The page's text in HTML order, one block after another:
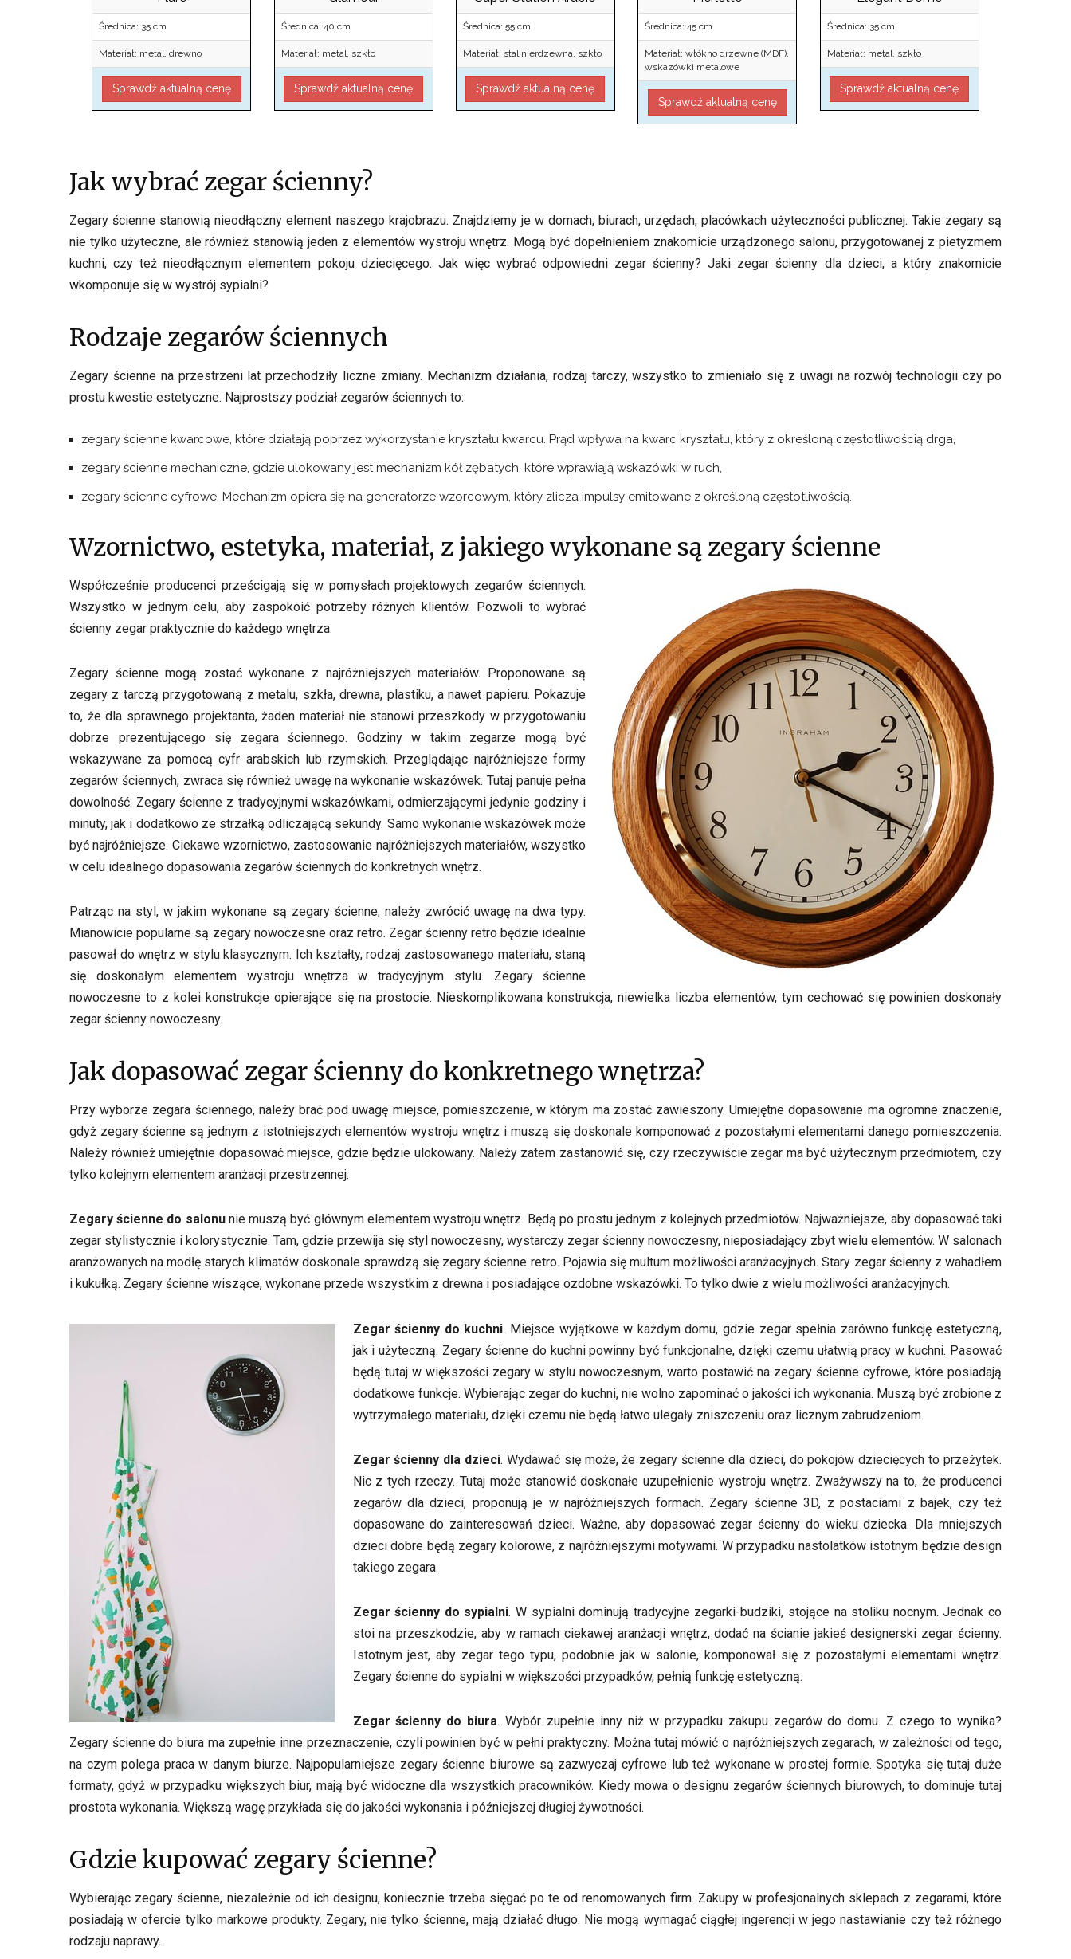
Średnica: 35 cm
Materiał: metal, drewno
Sprawdź aktualną cenę
Średnica: 40 cm
Materiał: metal, szkło
Sprawdź aktualną cenę
Średnica: 55 cm
Materiał: stal nierdzewna, szkło
Sprawdź aktualną cenę
Średnica: 45 cm
Materiał: włókno drzewne (MDF),
wskazówki metalowe
Sprawdź aktualną cenę
Średnica: 35 cm
Materiał: metal, szkło
Sprawdź aktualną cenę
Jak wybrać zegar ścienny?
Zegary ścienne stanowią nieodłączny element naszego krajobrazu. Znajdziemy je w domach, biurach, urzędach, placówkach użyteczności publicznej. Takie zegary są
nie tylko użyteczne, ale również stanowią jeden z elementów wystroju wnętrz. Mogą być dopełnieniem znakomicie urządzonego salonu, przygotowanej z pietyzmem
kuchni, czy też nieodłącznym elementem pokoju dziecięcego. Jak więc wybrać odpowiedni zegar ścienny? Jaki zegar ścienny dla dzieci, a który znakomicie
wkomponuje się w wystrój sypialni?
Rodzaje zegarów ściennych
Zegary ścienne na przestrzeni lat przechodziły liczne zmiany. Mechanizm działania, rodzaj tarczy, wszystko to zmieniało się z uwagi na rozwój technologii czy po
prostu kwestie estetyczne. Najprostszy podział zegarów ściennych to:
zegary ścienne kwarcowe, które działają poprzez wykorzystanie kryształu kwarcu. Prąd wpływa na kwarc kryształu, który z określoną częstotliwością drga,
zegary ścienne mechaniczne, gdzie ulokowany jest mechanizm kół zębatych, które wprawiają wskazówki w ruch,
zegary ścienne cyfrowe. Mechanizm opiera się na generatorze wzorcowym, który zlicza impulsy emitowane z określoną częstotliwością.
Wzornictwo, estetyka, materiał, z jakiego wykonane są zegary ścienne
Współcześnie producenci prześcigają się w pomysłach projektowych zegarów ściennych.
Wszystko w jednym celu, aby zaspokoić potrzeby różnych klientów. Pozwoli to wybrać
ścienny zegar praktycznie do każdego wnętrza.
Zegary ścienne mogą zostać wykonane z najróżniejszych materiałów. Proponowane są
zegary z tarczą przygotowaną z metalu, szkła, drewna, plastiku, a nawet papieru. Pokazuje
to, że dla sprawnego projektanta, żaden materiał nie stanowi przeszkody w przygotowaniu
dobrze prezentującego się zegara ściennego. Godziny w takim zegarze mogą być
wskazywane za pomocą cyfr arabskich lub rzymskich. Przeglądając najróżniejsze formy
zegarów ściennych, zwraca się również uwagę na wykonanie wskazówek. Tutaj panuje pełna
dowolność. Zegary ścienne z tradycyjnymi wskazówkami, odmierzającymi jedynie godziny i
minuty, jak i dodatkowo ze strzałką odliczającą sekundy. Samo wykonanie wskazówek może
być najróżniejsze. Ciekawe wzornictwo, zastosowanie najróżniejszych materiałów, wszystko
w celu idealnego dopasowania zegarów ściennych do konkretnych wnętrz.
Patrząc na styl, w jakim wykonane są zegary ścienne, należy zwrócić uwagę na dwa typy.
Mianowicie popularne są zegary nowoczesne oraz retro. Zegar ścienny retro będzie idealnie
pasował do wnętrz w stylu klasycznym. Ich kształty, rodzaj zastosowanego materiału, staną
się doskonałym elementem wystroju wnętrza w tradycyjnym stylu. Zegary ścienne
nowoczesne to z kolei konstrukcje opierające się na prostocie. Nieskomplikowana konstrukcja, niewielka liczba elementów, tym cechować się powinien doskonały
zegar ścienny nowoczesny.
Jak dopasować zegar ścienny do konkretnego wnętrza?
Przy wyborze zegara ściennego, należy brać pod uwagę miejsce, pomieszczenie, w którym ma zostać zawieszony. Umiejętne dopasowanie ma ogromne znaczenie,
gdyż zegary ścienne są jednym z istotniejszych elementów wystroju wnętrz i muszą się doskonale komponować z pozostałymi elementami danego pomieszczenia.
Należy również umiejętnie dopasować miejsce, gdzie będzie ulokowany. Należy zatem zastanowić się, czy rzeczywiście zegar ma być użytecznym przedmiotem, czy
tylko kolejnym elementem aranżacji przestrzennej.
Zegary ścienne do salonunie muszą być głównym elementem wystroju wnętrz. Będą po prostu jednym z kolejnych przedmiotów. Najważniejsze, aby dopasować taki
zegar stylistycznie i kolorystycznie. Tam, gdzie przewija się styl nowoczesny, wystarczy zegar ścienny nowoczesny, nieposiadający zbyt wielu elementów. W salonach
aranżowanych na modłę starych klimatów doskonale sprawdzą się zegary ścienne retro. Pojawia się multum możliwości aranżacyjnych. Stary zegar ścienny z wahadłem
i kukułką. Zegary ścienne wiszące, wykonane przede wszystkim z drewna i posiadające ozdobne wskazówki. To tylko dwie z wielu możliwości aranżacyjnych.
Zegar ścienny do kuchni. Miejsce wyjątkowe w każdym domu, gdzie zegar spełnia zarówno funkcję estetyczną,
jak i użyteczną. Zegary ścienne do kuchni powinny być funkcjonalne, dzięki czemu ułatwią pracy w kuchni. Pasować
będą tutaj w większości zegary w stylu nowoczesnym, warto postawić na zegary ścienne cyfrowe, które posiadają
dodatkowe funkcje. Wybierając zegar do kuchni, nie wolno zapominać o jakości ich wykonania. Muszą być zrobione z
wytrzymałego materiału, dzięki czemu nie będą łatwo ulegały zniszczeniu oraz licznym zabrudzeniom.
Zegar ścienny dla dzieci. Wydawać się może, że zegary ścienne dla dzieci, do pokojów dziecięcych to przeżytek.
Nic z tych rzeczy. Tutaj może stanowić doskonałe uzupełnienie wystroju wnętrz. Zważywszy na to, że producenci
zegarów dla dzieci, proponują je w najróżniejszych formach. Zegary ścienne 3D, z postaciami z bajek, czy też
dopasowane do zainteresowań dzieci. Ważne, aby dopasować zegar ścienny do wieku dziecka. Dla mniejszych
dzieci dobre będą zegary kolorowe, z najróżniejszymi motywami. W przypadku nastolatków istotnym będzie design
takiego zegara.
Zegar ścienny do sypialni. W sypialni dominują tradycyjne zegarki-budziki, stojące na stoliku nocnym. Jednak co
stoi na przeszkodzie, aby w ramach ciekawej aranżacji wnętrz, dodać na ścianie jakieś designerski zegar ścienny.
Istotnym jest, aby zegar tego typu, podobnie jak w salonie, komponował się z pozostałymi elementami wnętrz.
Zegary ścienne do sypialni w większości przypadków, pełnią funkcję estetyczną.
Zegar ścienny do biura. Wybór zupełnie inny niż w przypadku zakupu zegarów do domu. Z czego to wynika?
Zegary ścienne do biura ma zupełnie inne przeznaczenie, czyli powinien być w pełni praktyczny. Można tutaj mówić o najróżniejszych zegarach, w zależności od tego,
na czym polega praca w danym biurze. Najpopularniejsze zegary ścienne biurowe są zazwyczaj cyfrowe lub też wykonane w prostej formie. Spotyka się tutaj duże
formaty, gdyż w przypadku większych biur, mają być widoczne dla wszystkich pracowników. Kiedy mowa o designu zegarów ściennych biurowych, to dominuje tutaj
prostota wykonania. Większą wagę przykłada się do jakości wykonania i późniejszej długiej żywotności.
Gdzie kupować zegary ścienne?
Wybierając zegary ścienne, niezależnie od ich designu, koniecznie trzeba sięgać po te od renomowanych firm. Zakupy w profesjonalnych sklepach z zegarami, które
posiadają w ofercie tylko markowe produkty. Zegary, nie tylko ścienne, mają działać długo. Nie mogą wymagać ciągłej ingerencji w jego nastawianie czy też różnego
rodzaju naprawy.